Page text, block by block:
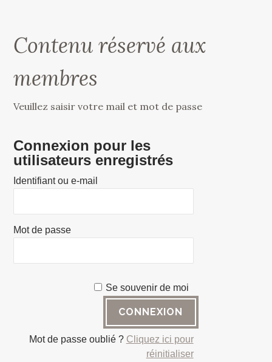
Contenu réservé aux
membres
Veuillez saisir votre mail et mot de passe
Connexion pour les
utilisateurs enregistrés
Identifiant ou e-mail
Mot de passe
Se souvenir de moi
Mot de passe oublié ? Cliquez ici pour
réinitialiser